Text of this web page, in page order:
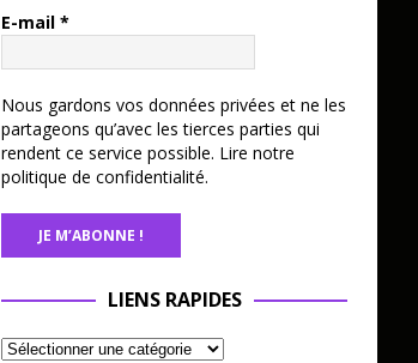
E-mail *
Nous gardons vos données privées et ne les
partageons qu’avec les tierces parties qui
rendent ce service possible. Lire notre
politique de confidentialité.
LIENS RAPIDES